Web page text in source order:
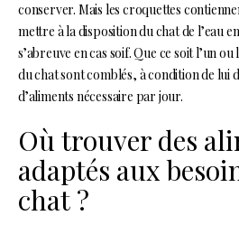
conserver. Mais les croquettes
mettre à la disposition du chat de l’eau
s’abreuve en cas soif. Que ce soit l’un
du chat sont comblés, à condition de lui
d’aliments nécessaire par jour.
Où trouver des
adaptés aux
chat ?